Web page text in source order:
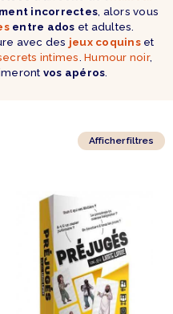
incorrectes , alors vous
entre ados et adultes.
avec des jeux coquinset
intimes Humour noir,
vos apéros
Afficher filtres